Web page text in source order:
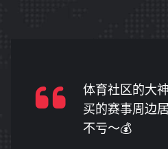
体育社区的大
买的赛事周边
不亏～💰